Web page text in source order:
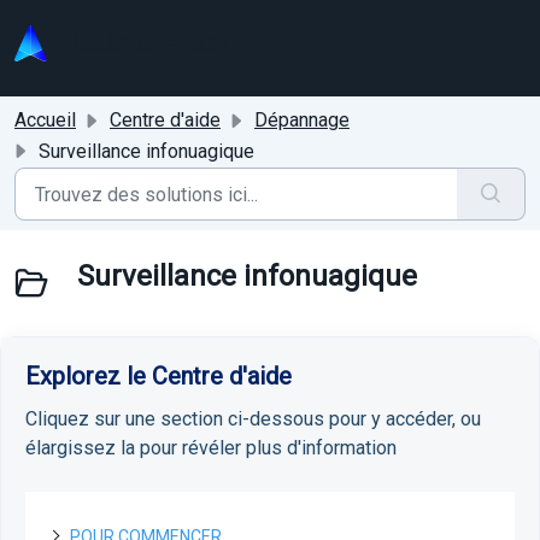
Accueil Centre d'aide
Dépannage
Surveillance infonuagique
Surveillance infonuagique
Explorez le Centre d'aide
Cliquez sur une section ci-dessous pour y accéder, ou
élargissez la pour révéler plus d'information